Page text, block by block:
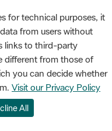
Passejades guiades
Itineraris guiats
Astronomia
for technical purposes, it
from users without
links to third-party
different from those of
you can decide whether
Visit our Privacy Policy
All